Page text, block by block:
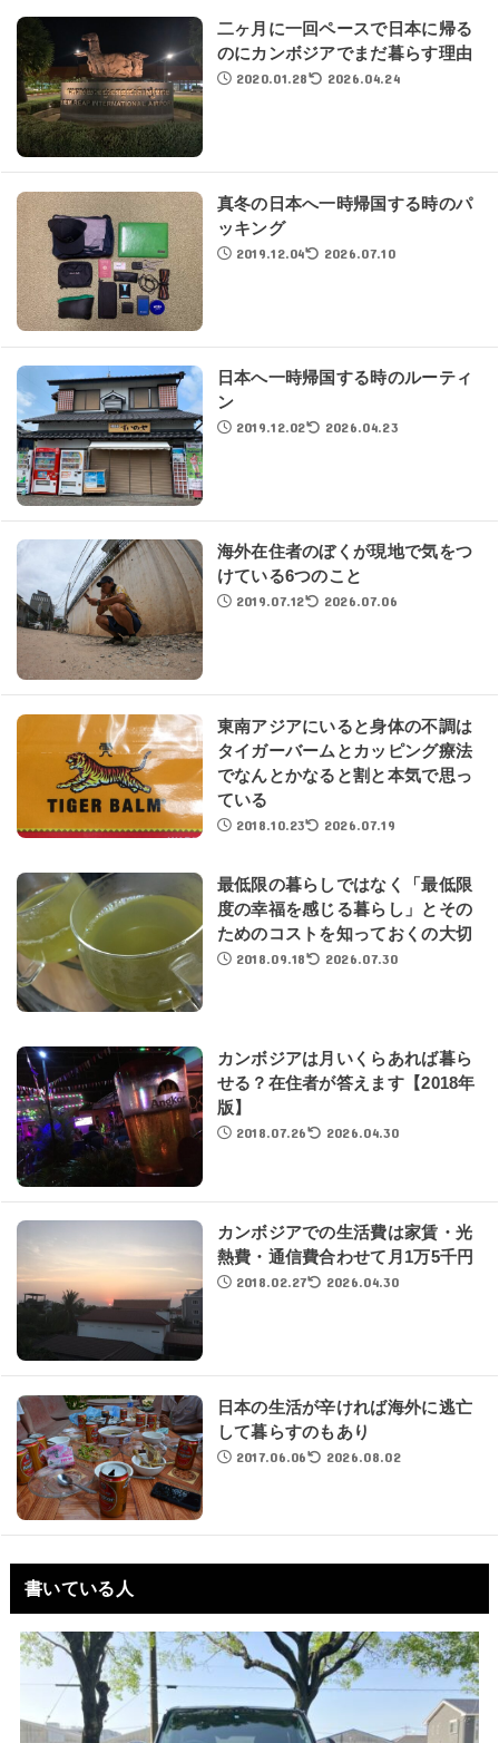
二ヶ月に一回ペースで日本に帰る
のにカンボジアでまだ暮らす理由
2020.01.28 2026.04.24
真冬の日本へ一時帰国する時のパ
ッキング
2019.12.04 2026.07.10
日本へ一時帰国する時のルーティ
ン
2019.12.02 2026.04.23
海外在住者のぼくが現地で気をつ
けている6つのこと
2019.07.12 2026.07.06
東南アジアにいると身体の不調は
タイガーバームとカッピング療法
でなんとかなると割と本気で思っ
ている
2018.10.23 2026.07.19
最低限の暮らしではなく「最低限
度の幸福を感じる暮らし」とその
ためのコストを知っておくの大切
2018.09.18 2026.07.30
カンボジアは月いくらあれば暮ら
せる？在住者が答えます【2018年
版】
2018.07.26 2026.04.30
カンボジアでの生活費は家賃・光
熱費・通信費合わせて月1万5千円
2018.02.27 2026.04.30
日本の生活が辛ければ海外に逃亡
して暮らすのもあり
2017.06.06 2026.08.02
書いている人